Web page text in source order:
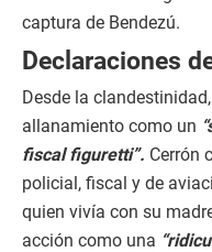
captura de Bendezú.
Declaraciones
Desde la
allanamiento como un
fiscal figuretti”. Cerrón
policial, fiscal y de
quien vivía con su
acción como una